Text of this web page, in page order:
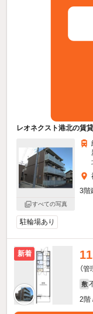
レオネクスト港北の賃
すべての写真
3階
駐輪場あり
新着
（
敷
2階